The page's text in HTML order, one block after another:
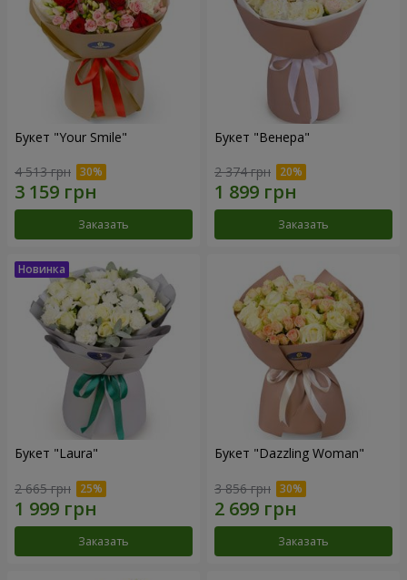
Букет "Your Smile"
4 513 грн
Заказать
Букет "Венера"
2 374 грн
Заказать
Букет "Laura"
2 665 грн
Заказать
Букет "Dazzling Woman"
3 856 грн
Заказать